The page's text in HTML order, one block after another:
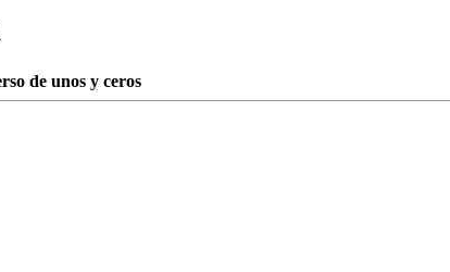
de unos y ceros